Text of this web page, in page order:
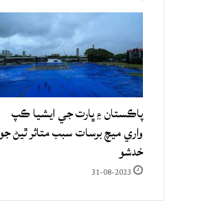
پاڪستان ۽ ڀارت جي ايشيا ڪپ
واري ميچ برسات سبب متاثر ٿيڻ
خدشو
31-08-2023